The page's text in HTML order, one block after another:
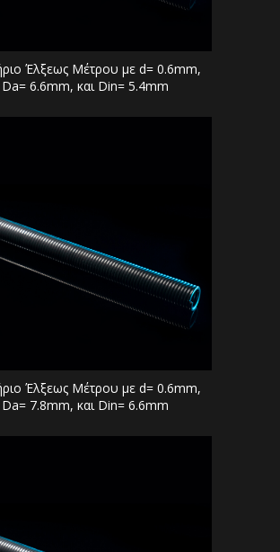
Έλξεως Μέτρου με d= 0.6mm,
Da= 6.6mm, και Din= 5.4mm
Έλξεως Μέτρου με d= 0.6mm,
Da= 7.8mm, και Din= 6.6mm